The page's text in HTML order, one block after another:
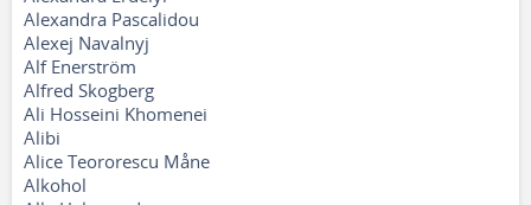
Alexandra Pascalidou
Alexej Navalnyj
Alf Enerström
Alfred Skogberg
Ali Hosseini Khomenei
Alibi
Alice Teororescu Måne
Alkohol